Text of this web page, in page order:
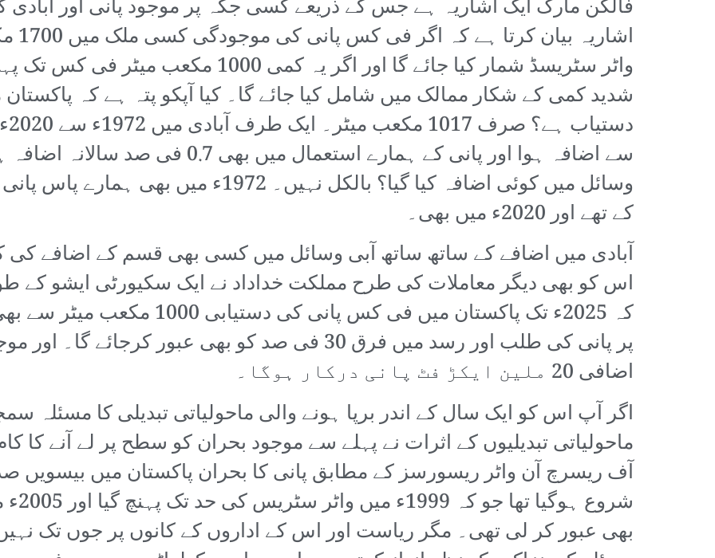
فالکن مارک ایک اشاریہ ہے جس کے ذریعے کسی جگہ پر موجود پانی اور آبادی
واٹر سٹریسڈ شمار کیا جائے گا اور اگر یہ کمی
شدید کمی کے شکار ممالک میں شامل کیا جائے گا۔ کیا آپکو پتہ ہے کہ
سے اضافہ ہوا اور پانی کے ہمارے استعمال
کے تھے اور 2020ء میں بھی۔
آبادی میں اضافے کے ساتھ ساتھ آبی وسائل میں کسی بھی قسم کے اضافے کی
اس کو بھی دیگر معاملات کی طرح مملکت خداداد نے ایک سکیورٹی ایشو کے
کہ 2025ء تک پاکستان میں فی کس
پر پانی کی طلب اور رسد میں فرق 30 فی صد کو بھی عبور
اضافی 20 ملین ایکڑ فٹ پانی درکار ہوگا۔
اگر آپ اس کو ایک سال کے اندر برپا ہونے والی ماحولیاتی تبدیلی کا
ماحولیاتی تبدیلیوں کے اثرات نے پہلے سے موجود بحران کو سطح پر لے آنے کا
آف ریسرچ آن واٹر ریسورسز کے مطابق پانی کا بحران پاکستان میں
بھی عبور کر لی تھی۔ مگر ریاست اور اس کے اداروں کے کانوں پر جوں تک